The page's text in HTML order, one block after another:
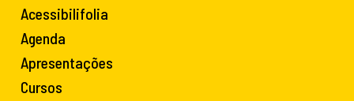
Acessibilifolia
Agenda
Apresentações
Cursos